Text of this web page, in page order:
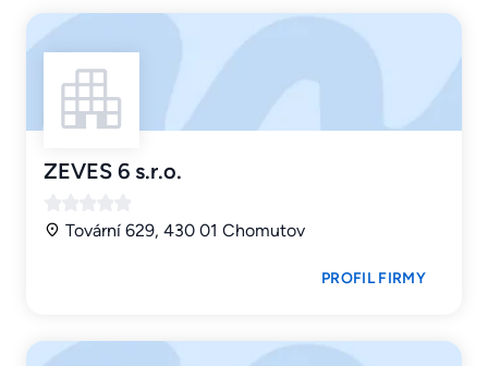
ZEVES 6 s.r.o.
Tovární 629, 430 01 Chomutov
PROFIL FIRMY